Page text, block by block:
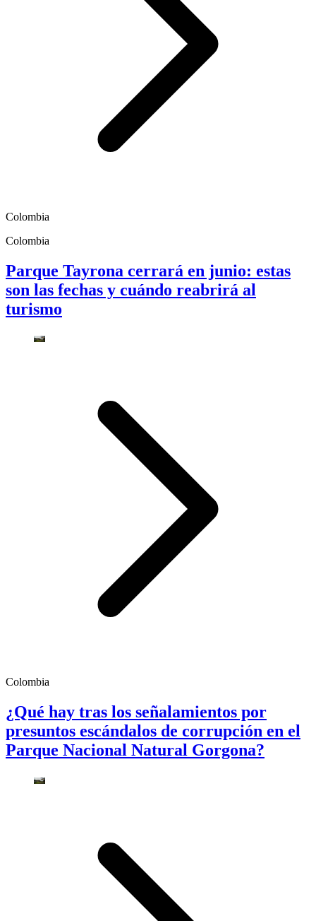
Colombia
Colombia
Parque Tayrona cerrará en junio: estas
son las fechas y cuándo reabrirá al
turismo
Colombia
¿Qué hay tras los señalamientos por
presuntos escándalos de corrupción en el
Parque Nacional Natural Gorgona?